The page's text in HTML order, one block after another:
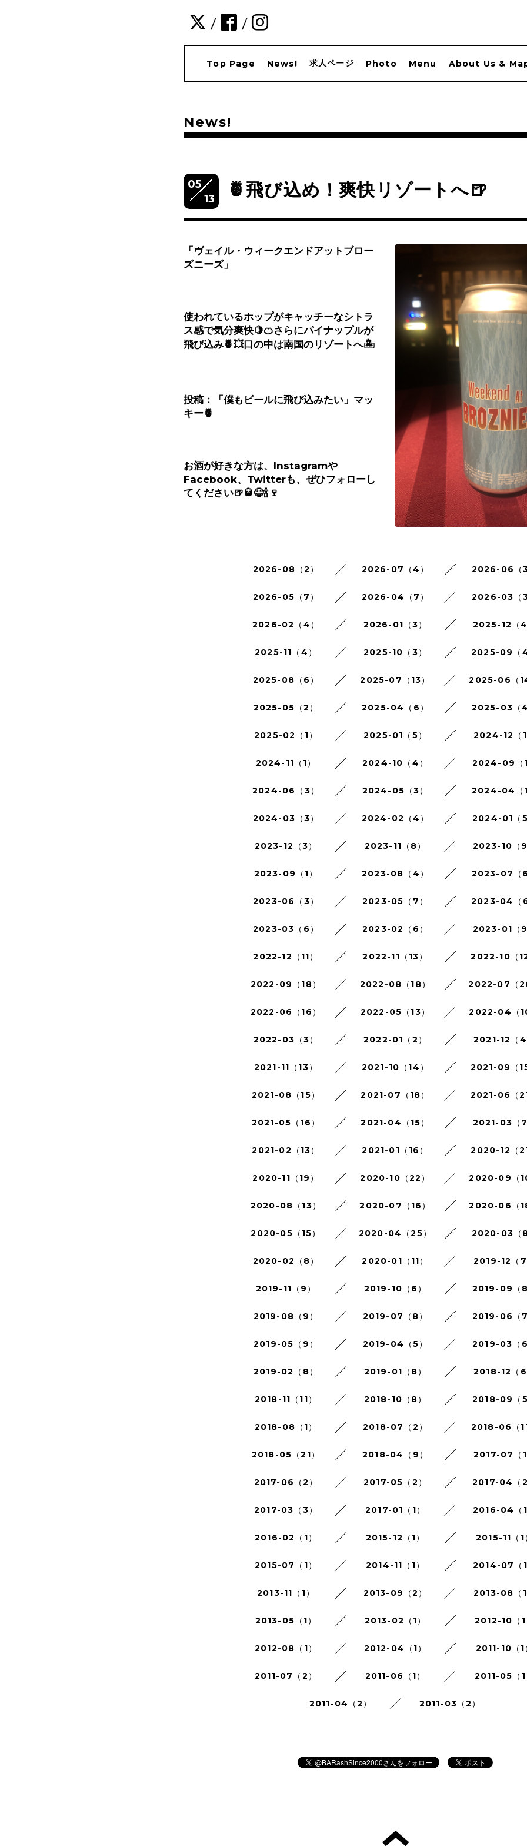
/ /
Top Page News! 求人ページ Photo Menu About Us &
News!
05
13
🍍飛び込め！爽快リゾートへ🍺
「ヴェイル・ ウィークエンドアットブロー
ズニーズ」
使われているホップがキャッチーなシトラ
ス感で気分爽快🍋🍊さらにパイナップルが
飛び込み🍍💥口の中は南国のリゾートへ🏝
投稿：「僕もビールに飛び込みたい」マッ
キー🍍
お酒が好きな方は、 Instagramや
Facebook、 Twitterも、ぜひフォローし
てください🍺🥃😆🍾🍷
2026-08（2） 2026-07（4） 2026-06（3
2026-05（7） 2026-04（7） 2026-03（3
2026-02（4） 2026-01（3） 2025-12（4
2025-11（4） 2025-10（3） 2025-09（4
2025-08（6） 2025-07（13） 2025-06（
2025-05（2） 2025-04（6） 2025-03（4
2025-02（1） 2025-01（5） 2024-12（1
2024-11（1） 2024-10（4） 2024-09（1
2024-06（3） 2024-05（3） 2024-04（1
2024-03（3） 2024-02（4） 2024-01（5
2023-12（3） 2023-11（8） 2023-10（9
2023-09（1） 2023-08（4） 2023-07（6
2023-06（3） 2023-05（7） 2023-04（6
2023-03（6） 2023-02（6） 2023-01（9
2022-12（11） 2022-11（13） 2022-10（12
2022-09（18） 2022-08（18） 2022-07（
2022-06（16） 2022-05（13） 2022-04（
2022-03（3） 2022-01（2） 2021-12（4
2021-11（13） 2021-10（14） 2021-09（15
2021-08（15） 2021-07（18） 2021-06（21
2021-05（16） 2021-04（15） 2021-03（7
2021-02（13） 2021-01（16） 2020-12（21
2020-11（19） 2020-10（22） 2020-09（
2020-08（13） 2020-07（16） 2020-06（
2020-05（15） 2020-04（25） 2020-03（8
2020-02（8） 2020-01（11） 2019-12（7
2019-11（9） 2019-10（6） 2019-09（8
2019-08（9） 2019-07（8） 2019-06（7
2019-05（9） 2019-04（5） 2019-03（6
2019-02（8） 2019-01（8） 2018-12（6
2018-11（11） 2018-10（8） 2018-09（5
2018-08（1） 2018-07（2） 2018-06（11
2018-05（21） 2018-04（9） 2017-07（1
2017-06（2） 2017-05（2） 2017-04（2
2017-03（3） 2017-01（1） 2016-04（1
2016-02（1） 2015-12（1） 2015-11（1
2015-07（1） 2014-11（1） 2014-07（1
2013-11（1） 2013-09（2） 2013-08（1
2013-05（1） 2013-02（1） 2012-10（1
2012-08（1） 2012-04（1） 2011-10（1
2011-07（2） 2011-06（1） 2011-05（1
2011-04（2） 2011-03（2）